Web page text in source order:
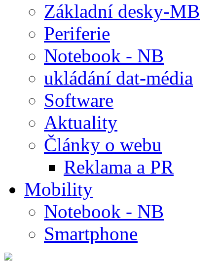
Základní desky-MB
Periferie
Notebook - NB
ukládání dat-média
Software
Aktuality
Články o webu
Reklama a PR
Mobility
Notebook - NB
Smartphone